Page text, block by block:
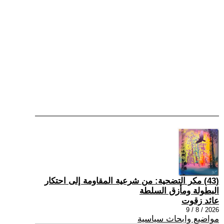
(43) مكر التضحية: من شرعية المقاومة إلى احتكار
البطولة ومأزق السلطة
عائد زقوت
2026 / 8 / 9
مواضيع وابحاث سياسية